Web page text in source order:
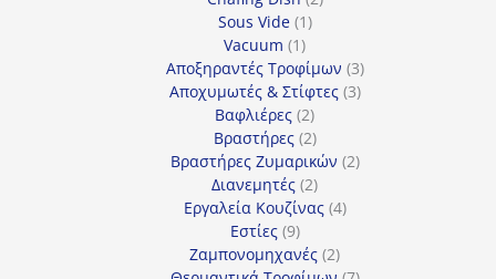
Sous Vide 11
Vacuum 11
προϊόν
Αποξηραντές Τροφίμων 33
προϊόντα
Αποχυμωτές & Στίφτες 33
Βαφλιέρες 22
προϊόντα
Βραστήρες 22
προϊόντα
Βραστήρες Ζυμαρικών 22
Διανεμητές 22
προϊόντα
Εργαλεία Κουζίνας 44
Εστίες 99
προϊόντα
Ζαμπονομηχανές 22